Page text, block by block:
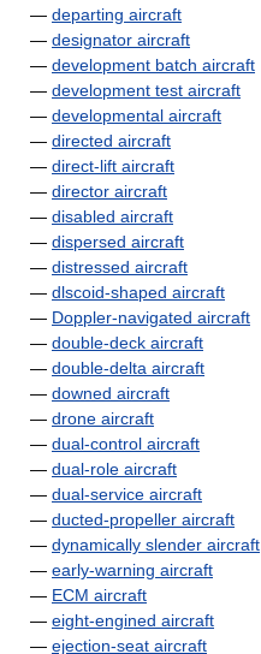
— departing aircraft
— designator aircraft
— development batch aircraft
— development test aircraft
— developmental aircraft
— directed aircraft
— direct-lift aircraft
— director aircraft
— disabled aircraft
— dispersed aircraft
— distressed aircraft
— dlscoid-shaped aircraft
— Doppler-navigated aircraft
— double-deck aircraft
— double-delta aircraft
— downed aircraft
— drone aircraft
— dual-control aircraft
— dual-role aircraft
— dual-service aircraft
— ducted-propeller aircraft
— dynamically slender aircraft
— early-warning aircraft
— ECM aircraft
— eight-engined aircraft
— ejection-seat aircraft